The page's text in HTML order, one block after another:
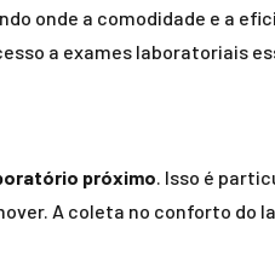
onde a comodidade e a
a exames laboratoriais
próximo. Isso é
A coleta no conforto do